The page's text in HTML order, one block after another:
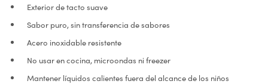
Exterior de tacto suave
Sabor puro, sin transferencia de sabores
Acero inoxidable resistente
No usar en cocina, microondas ni freezer
Mantener líquidos calientes fuera del alcance de los niños